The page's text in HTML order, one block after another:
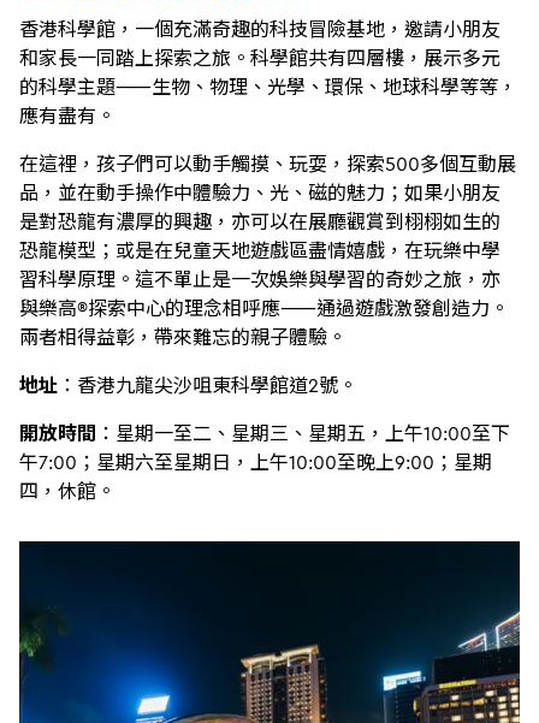
香港科學館，一個充滿奇趣的科技冒險基地，邀請小朋友
和家長一同踏上探索之旅。科學館共有四層樓，展示多元
的科學主題——生物、物理、光學、環保、地球科學等等，
應有盡有。
在這裡，孩子們可以動手觸摸、玩耍，探索500多個互動展
品，並在動手操作中體驗力、光、磁的魅力；如果小朋友
是對恐龍有濃厚的興趣，亦可以在展廳觀賞到栩栩如生的
恐龍模型；或是在兒童天地遊戲區盡情嬉戲，在玩樂中學
習科學原理。這不單止是一次娛樂與學習的奇妙之旅，亦
與樂高®探索中心的理念相呼應——通過遊戲激發創造力。
兩者相得益彰，帶來難忘的親子體驗。
地址 ：香港九龍尖沙咀東科學館道2號。
開放時間 ：星期一至二、星期三、星期五，上午10:00至下
午7:00；星期六至星期日，上午10:00至晚上9:00；星期
四，休館。